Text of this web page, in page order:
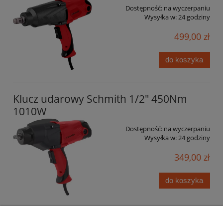
Dostępność: na wyczerpaniu
Wysyłka w: 24 godziny
499,00 zł
do koszyka
Klucz udarowy Schmith 1/2" 450Nm
1010W
Dostępność: na wyczerpaniu
Wysyłka w:24 godziny
349,00 zł
do koszyka